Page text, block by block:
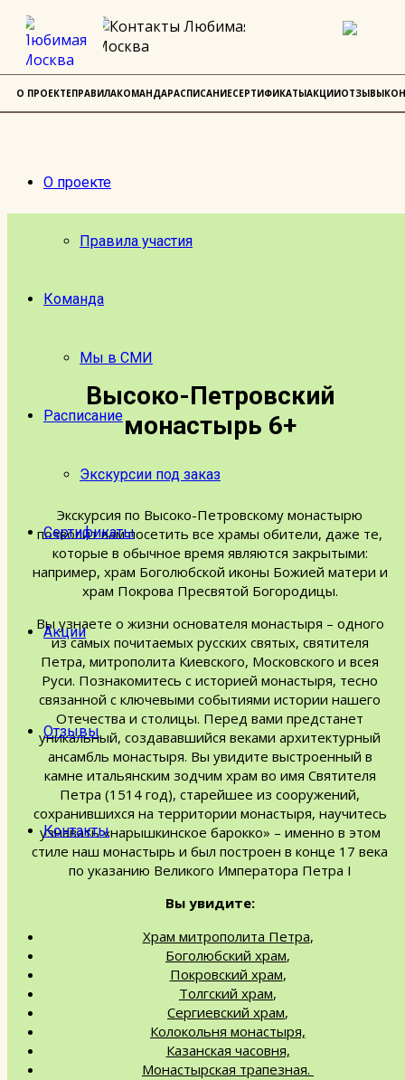
О проекте
Правила участия
Команда
Мы в СМИ
Расписание
Экскурсии под заказ
Сертификаты
Акции
Отзывы
Контакты
Высоко-Петровский
монастырь 6+
Экскурсия по Высоко-Петровскому монастырю
позволит вам посетить все храмы обители, даже те,
которые в обычное время являются закрытыми:
например, храм Боголюбской иконы Божией матери и
храм Покрова Пресвятой Богородицы.
Вы узнаете о жизни основателя монастыря – одного
из самых почитаемых русских святых, святителя
Петра, митрополита Киевского, Московского и всея
Руси. Познакомитесь с историей монастыря, тесно
связанной с ключевыми событиями истории нашего
Отечества и столицы. Перед вами предстанет
уникальный, создававшийся веками архитектурный
ансамбль монастыря. Вы увидите выстроенный в
камне итальянским зодчим храм во имя Святителя
Петра (1514 год), старейшее из сооружений,
сохранившихся на территории монастыря, научитесь
узнавать «нарышкинское барокко» – именно в этом
стиле наш монастырь и был построен в конце 17 века
по указанию Великого Императора Петра I
Вы увидите:
Храм митрополита Петра,
Боголюбский храм,
Покровский храм,
Толгский храм,
Сергиевский храм,
Колокольня монастыря,
Казанская часовня,
Монастырская трапезная.
О ПРОЕКТЕПРАВИЛАКОМАНДАРАСПИСАНИЕСЕРТИФИКАТЫАКЦИИОТЗЫВЫ